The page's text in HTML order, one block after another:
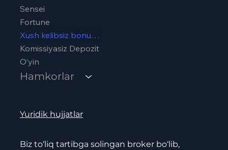
Sensei
Fortune
Xush kelibsiz bonusi 100%
Komissiyasiz Depozit
O‘yin
Hamkorlar
Yuridik hujjatlar
Biz to‘liq tartibga solingan broker bo‘lib,